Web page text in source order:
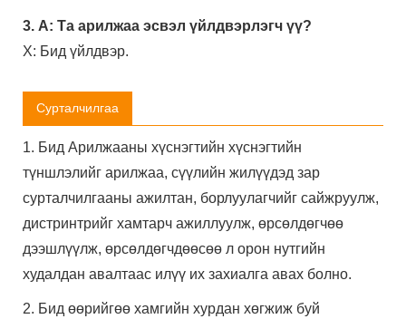
3. А: Та арилжаа эсвэл үйлдвэрлэгч үү?
Х: Бид үйлдвэр.
Сурталчилгаа
1. Бид Арилжааны хүснэгтийн хүснэгтийн
түншлэлийг арилжаа, сүүлийн жилүүдэд зар
сурталчилгааны ажилтан, борлуулагчийг сайжруулж,
дистринтрийг хамтарч ажиллуулж, өрсөлдөгчөө
дээшлүүлж, өрсөлдөгчдөөсөө л орон нутгийн
худалдан авалтаас илүү их захиалга авах болно.
2. Бид өөрийгөө хамгийн хурдан хөгжиж буй